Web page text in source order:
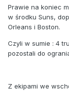
Prawie na koniec
w środku Suns,
Orleans i Boston.
Czyli w sumie : 4
pozostali do
Z ekipami we